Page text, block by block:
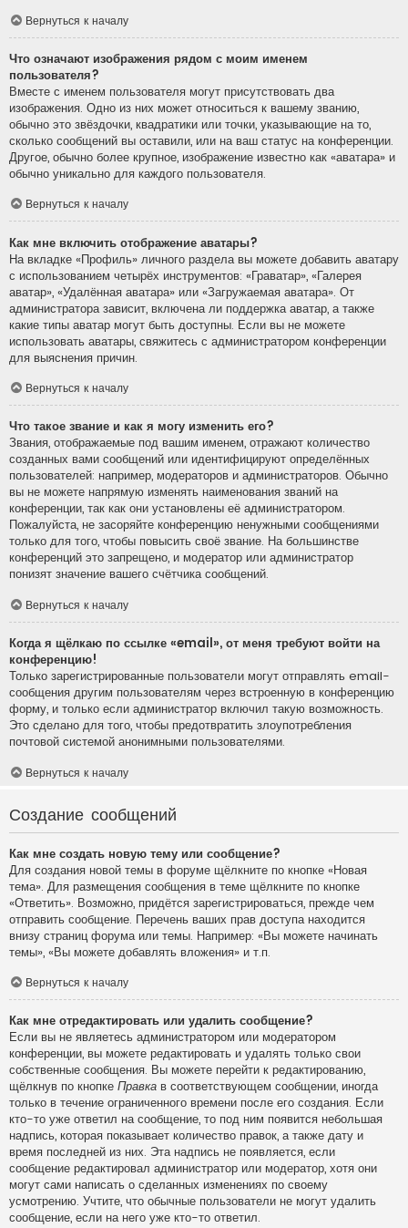
Вернуться к началу
Что означают изображения рядом с моим именем
пользователя?
Вместе с именем пользователя могут присутствовать два
изображения. Одно из них может относиться к вашему званию,
обычно это звёздочки, квадратики или точки, указывающие на то,
сколько сообщений вы оставили, или на ваш статус на конференции.
Другое, обычно более крупное, изображение известно как «аватара» и
обычно уникально для каждого пользователя.
Вернуться к началу
Как мне включить отображение аватары?
На вкладке «Профиль» личного раздела вы можете добавить аватару
с использованием четырёх инструментов: «Граватар», «Галерея
аватар», «Удалённая аватара» или «Загружаемая аватара». От
администратора зависит, включена ли поддержка аватар, а также
какие типы аватар могут быть доступны. Если вы не можете
использовать аватары, свяжитесь с администратором конференции
для выяснения причин.
Вернуться к началу
Что такое звание и как я могу изменить его?
Звания, отображаемые под вашим именем, отражают количество
созданных вами сообщений или идентифицируют определённых
пользователей: например, модераторов и администраторов. Обычно
вы не можете напрямую изменять наименования званий на
конференции, так как они установлены её администратором.
Пожалуйста, не засоряйте конференцию ненужными сообщениями
только для того, чтобы повысить своё звание. На большинстве
конференций это запрещено, и модератор или администратор
понизят значение вашего счётчика сообщений.
Вернуться к началу
Когда я щёлкаю по ссылке «email», от меня требуют войти на
конференцию!
Только зарегистрированные пользователи могут отправлять email-
сообщения другим пользователям через встроенную в конференцию
форму, и только если администратор включил такую возможность.
Это сделано для того, чтобы предотвратить злоупотребления
почтовой системой анонимными пользователями.
Вернуться к началу
Создание сообщений
Как мне создать новую тему или сообщение?
Для создания новой темы в форуме щёлкните по кнопке «Новая
тема». Для размещения сообщения в теме щёлкните по кнопке
«Ответить». Возможно, придётся зарегистрироваться, прежде чем
отправить сообщение. Перечень ваших прав доступа находится
внизу страниц форума или темы. Например: «Вы можете начинать
темы», «Вы можете добавлять вложения» и т.п.
Вернуться к началу
Как мне отредактировать или удалить сообщение?
Если вы не являетесь администратором или модератором
конференции, вы можете редактировать и удалять только свои
собственные сообщения. Вы можете перейти к редактированию,
щёлкнув по кнопке Правка в соответствующем сообщении, иногда
только в течение ограниченного времени после его создания. Если
кто-то уже ответил на сообщение, то под ним появится небольшая
надпись, которая показывает количество правок, а также дату и
время последней из них. Эта надпись не появляется, если
сообщение редактировал администратор или модератор, хотя они
могут сами написать о сделанных изменениях по своему
усмотрению. Учтите, что обычные пользователи не могут удалить
сообщение, если на него уже кто-то ответил.